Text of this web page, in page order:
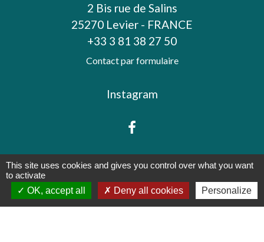
2 Bis rue de Salins
25270 Levier - FRANCE
+33 3 81 38 27 50
Contact par formulaire
Instagram
Mentions légales - Politique de confidentialité -
This site uses cookies and gives you control over what you want
to activate
OK, accept all
Deny all cookies Personalize